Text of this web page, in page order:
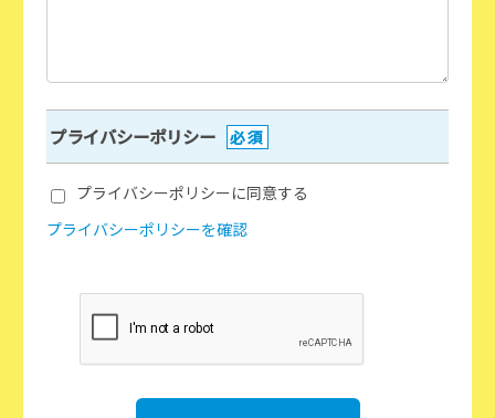
プライバシーポリシー 必須
プライバシーポリシーに同意する
プライバシーポリシーを確認